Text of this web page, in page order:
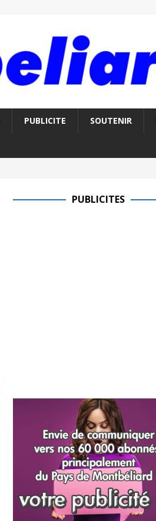
PUBLICITE SOUTENIR
PUBLICITES